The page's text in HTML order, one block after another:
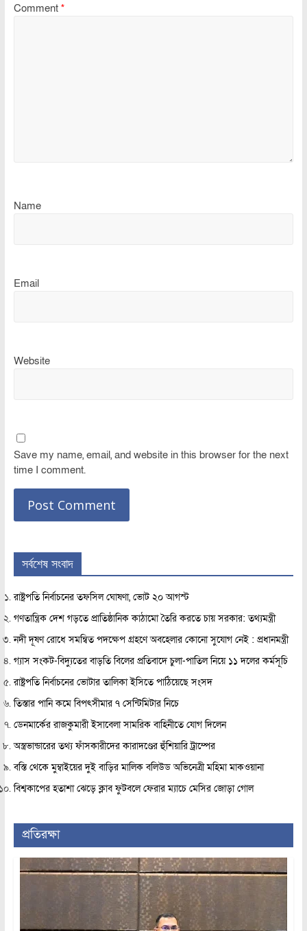
Comment *
Name
Email
Website
Save my name, email, and website in this browser for the next
time I comment.
সর্বশেষ সংবাদ
রাষ্ট্রপতি নির্বাচনের তফসিল ঘোষণা, ভোট ২০ আগস্ট
গণতান্ত্রিক দেশ গড়তে প্রাতিষ্ঠানিক কাঠামো তৈরি করতে চায় সরকার: তথ্যমন্ত্রী
নদী দূষণ রোধে সমন্বিত পদক্ষেপ গ্রহণে অবহেলার কোনো সুযোগ নেই : প্রধানমন্ত্রী
গ্যাস সংকট-বিদ্যুতের বাড়তি বিলের প্রতিবাদে চুলা-পাতিল নিয়ে ১১ দলের কর্মসূচি
রাষ্ট্রপতি নির্বাচনের ভোটার তালিকা ইসিতে পাঠিয়েছে সংসদ
তিস্তার পানি কমে বিপৎসীমার ৭ সেন্টিমিটার নিচে
ডেনমার্কের রাজকুমারী ইসাবেলা সামরিক বাহিনীতে যোগ দিলেন
অস্ত্রভান্ডারের তথ্য ফাঁসকারীদের কারাদণ্ডের হুঁশিয়ারি ট্রাম্পের
বস্তি থেকে মুম্বাইয়ের দুই বাড়ির মালিক বলিউড অভিনেত্রী মহিমা মাকওয়ানা
বিশ্বকাপের হতাশা ঝেড়ে ক্লাব ফুটবলে ফেরার ম্যাচে মেসির জোড়া গোল
প্রতিরক্ষা